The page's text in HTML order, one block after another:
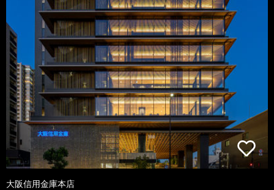
大阪信用金庫本店